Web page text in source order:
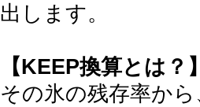
出します。
【KEEP換算とは？
その氷の残存率か